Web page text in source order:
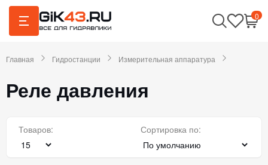
0
Главная Гидростанции Измерительная аппаратура
Реле давления
Товаров: Сортировка по: